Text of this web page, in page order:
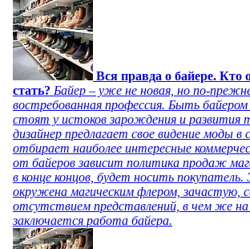
Вся правда о байере. Кто
стать? Байер – уже не новая, но по-
востребованная профессия. Быть
стоят у истоков зарождения и развития
дизайнер предлагает свое видение моды в
отбирает наиболее интересные
от байеров зависит политика продаж
в конце концов, будет носить
окружена магическим флером, зачастую,
отсутствием представлений, в чем же на
заключается работа байера.